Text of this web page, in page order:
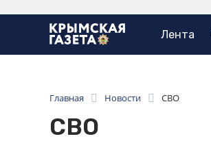
Лента
Главная Новости СВО
СВО